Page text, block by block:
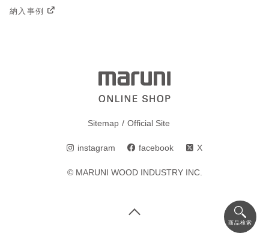
納入事例
Sitemap Official Site
instagram facebook X
© MARUNI WOOD INDUSTRY INC.
商品検索